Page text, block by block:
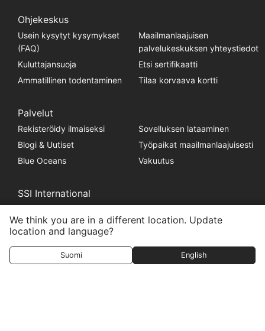
Ohjekeskus
Usein kysytyt kysymykset
(FAQ)
Maailmanlaajuisen
palvelukeskuksen yhteystiedot
Kuluttajansuoja
Etsi sertifikaatti
Ammatillinen todentaminen
Tilaa korvaava kortti
Palvelut
Rekisteröidy ilmaiseksi
Sovelluksen lataaminen
Blogi & Uutiset
Työpaikat maailmanlaajuisesti
Blue Oceans
Vakuutus
SSI International
Ammatillinen tunnustus
Pro-palkkiojärjestelmä
Oikeudellinen
We think you are in a different location. Update
location and language?
Suomi English